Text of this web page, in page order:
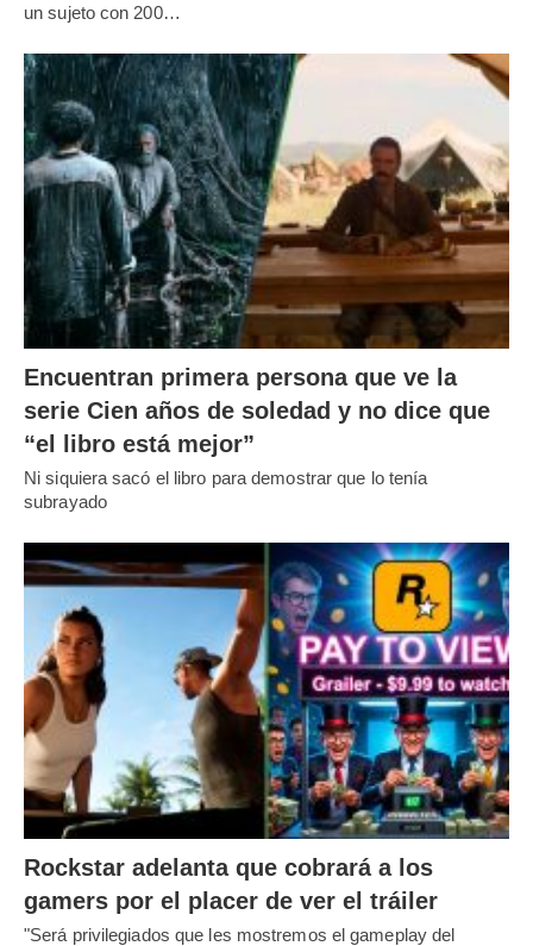
un sujeto con 200…
Encuentran primera persona que ve la
serie Cien años de soledad y no dice que
“el libro está mejor”
Ni siquiera sacó el libro para demostrar que lo tenía
subrayado
Rockstar adelanta que cobrará a los
gamers por el placer de ver el tráiler
"Será privilegiados que les mostremos el gameplay del